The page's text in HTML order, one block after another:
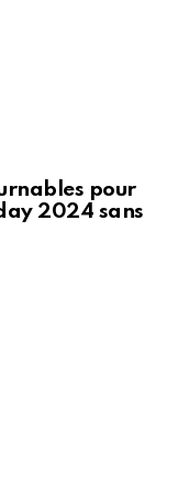
pour
2024 sans